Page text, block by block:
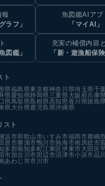
報
ラフ」
魚図鑑AIアプ
「マイAI」
図鑑」
充実の補償内容
「新・遊漁船保険
ト
県福島県東京都神奈川県埼玉県千
県愛知県静岡県三重県大阪府兵庫
県鳥取県島根県高知県香川県徳島
県大分県鹿児島県沖縄県
スト
浜市和歌山市いすみ市福岡市鹿嶋
原市勝浦市鴨川市熱海市南房総市
多郡南知多町江東区伊東市大田区
市加古川市 田辺市沼津市小浜市品
あわじ市市川市